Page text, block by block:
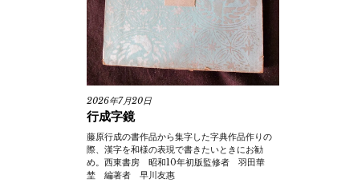
2026年7月20日
行成字鏡
藤原行成の書作品から集字した字典作品作りの
際、漢字を和様の表現で書きたいときにお勧
め。西東書房 昭和10年初版監修者 羽田華
埜 編著者 早川友惠